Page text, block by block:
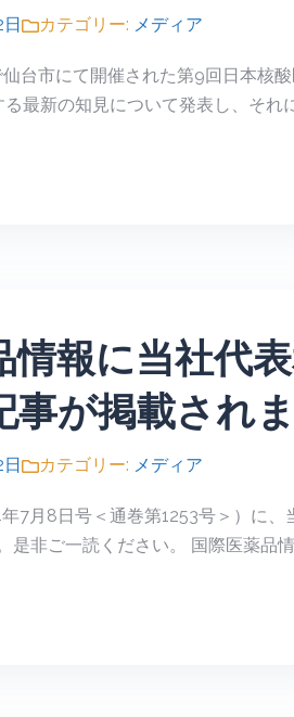
カテゴリー: メディア
台市にて開催された第9回日本核
最新の知見について発表し、それ
情報に当社代
事が掲載され
カテゴリー: メディア
7月8日号＜通巻第1253号＞）に
是非ご一読ください。 国際医薬